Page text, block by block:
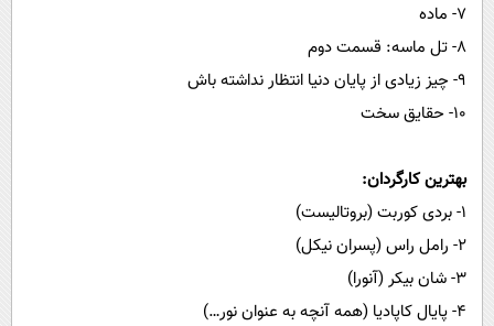
۷- ماده
۸- تل ماسه: قسمت دوم
۹- چیز زیادی از پایان دنیا انتظار نداشته باش
۱۰- حقایق سخت
بهترین کارگردان:
۱- بردی کوربت (بروتالیست)
۲- رامل راس (پسران نیکل)
۳- شان بیکر (آنورا)
۴- پایال کاپادیا (همه آنچه به عنوان نور…)